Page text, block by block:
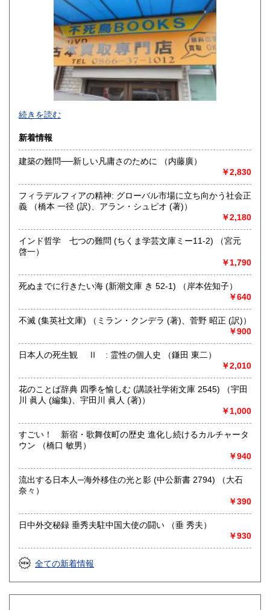
300円 徳島県
300円 愛媛県
300円 福岡県
300円 長崎県
熊本県
宮崎県
沖縄県 300円
不死鳥BOOKSでは、書籍だけでなくCD、DVD、レコード、
ゲーム、おもちゃ、骨董品まであらゆるものの買い取りがで
にお問い合わせください。出張費は、無料です。
沿線名：伯備線・桃太郎線(吉備線)
営業時間：9時から17時
定休日：年中無休
不死鳥BOOKSでは、書籍だけでなくCD、DVD、レコード、
ゲーム、おもちゃ、骨董品まであらゆるものの買い取りがで
きます。店主が、日本全国買取にお伺いいたします。お気軽
哲学宗教、歴史、社会科学、自然科学、美術工芸、趣味、外
国書、サブカルチャー、古書一般（その他）
続きを読む
新着情報
建築の難問──新しい凡庸さのために （内藤廣）
￥2,830
フィラデルフィアの精神: グローバル市場に立ち向かう社会正
義 （橋本 一径 (訳)、アラン・シュピオ (著)）
￥2,180
インド哲学 七つの難問 (ちくま学芸文庫ミー11-2) （宮元
啓一）
￥1,790
死ぬまでに行きたい海 (新潮文庫 き 52-1) （岸本佐知子）
￥640
不滅 (集英社文庫) （ミラン・クンデラ (著)、菅野 昭正 (訳)）
￥900
日本人の死生観 Ⅱ : 霊性の個人史 （鎌田 東二）
￥2,010
花のことば辞典 四季を愉しむ (講談社学術文庫 2545) （宇田
川 眞人 (編集)、宇田川 眞人 (著)）
￥1,000
すごい！ 新宿・歌舞伎町の歴史 進化し続けるカルチャータ
ウン （橋口 敏男）
￥940
流出する日本人─海外移住の光と影 (中公新書 2794) （大石
奈々）
￥390
日中外交秘録 垂秀夫駐中国大使の闘い （垂 秀夫）
￥930
全ての新着情報